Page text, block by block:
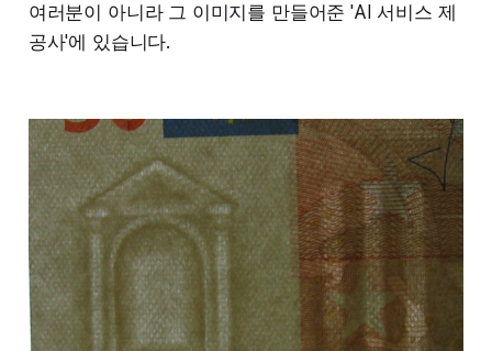
여러분이 아니라 그 이미지를 만들어준 'AI 서비스 제
공사'에 있습니다.